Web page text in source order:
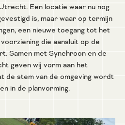
Een locatie waar nu nog
is, maar waar op termijn
een nieuwe toegang tot het
die aansluit op de
Samen met Synchroon en de
geven wij vorm aan het
de stem van de omgeving wordt
in de planvorming.